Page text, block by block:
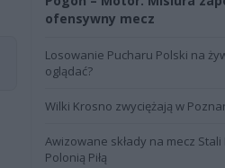
ofensywny mecz
Losowanie Pucharu Polski na
oglądać?
Wilki Krosno zwyciężają w
Awizowane składy na mecz Stali
Polonią Piłą